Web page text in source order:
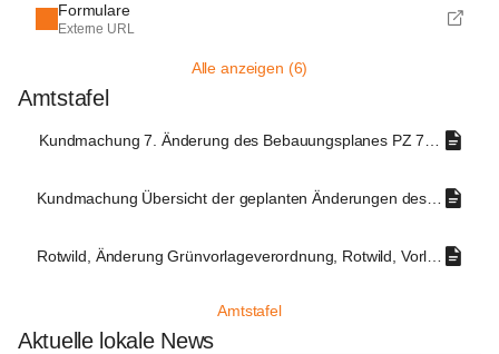
Formulare
Externe URL
Alle anzeigen (6)
Amtstafel
Kundmachung 7. Änderung des Bebauungsplanes PZ 7695-
Kundmachung Übersicht der geplanten Änderungen des
Rotwild, Änderung Grünvorlageverordnung, Rotwild, Vorlage im
Amtstafel
Aktuelle lokale News